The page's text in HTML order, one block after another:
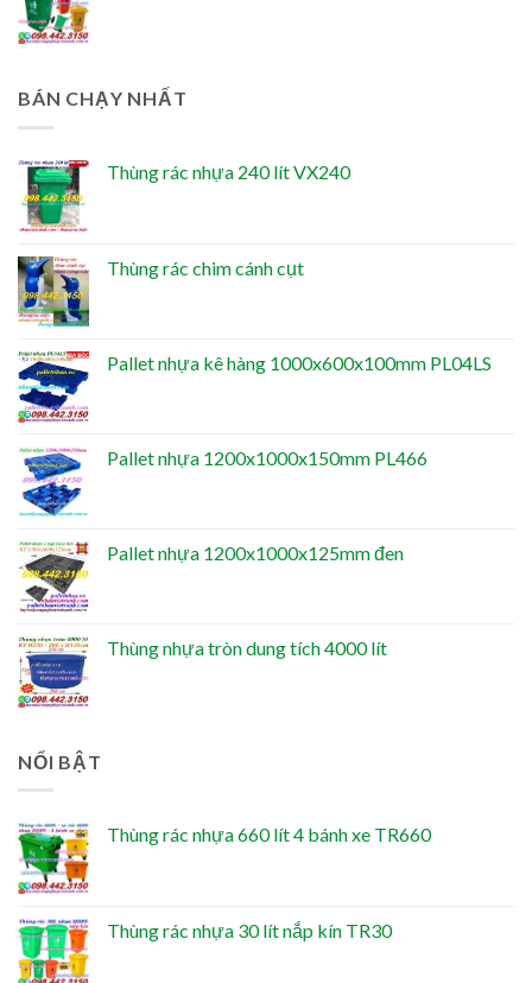
BÁN CHẠY NHẤT
Thùng rác nhựa 240 lít VX240
Thùng rác chim cánh cụt
Pallet nhựa kê hàng 1000x600x100mm PL04LS
Pallet nhựa 1200x1000x150mm PL466
Pallet nhựa 1200x1000x125mm đen
Thùng nhựa tròn dung tích 4000 lít
NỔI BẬT
Thùng rác nhựa 660 lít 4 bánh xe TR660
Thùng rác nhựa 30 lít nắp kín TR30